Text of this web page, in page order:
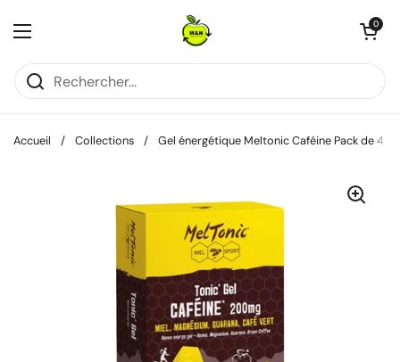
Ouvrir le menu
Ouvrir le
0
Accueil / Collections / Gel énergétique Meltonic Caféine Pack de 4